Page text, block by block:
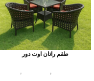
طقم راتان اوت دور
أثاث اوت دور, أطقم راتان,